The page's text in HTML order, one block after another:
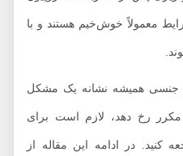
خوش‌خیم هستند و با
همیشه نشانه یک مشکل
دهد، لازم است برای
در ادامه این مقاله از